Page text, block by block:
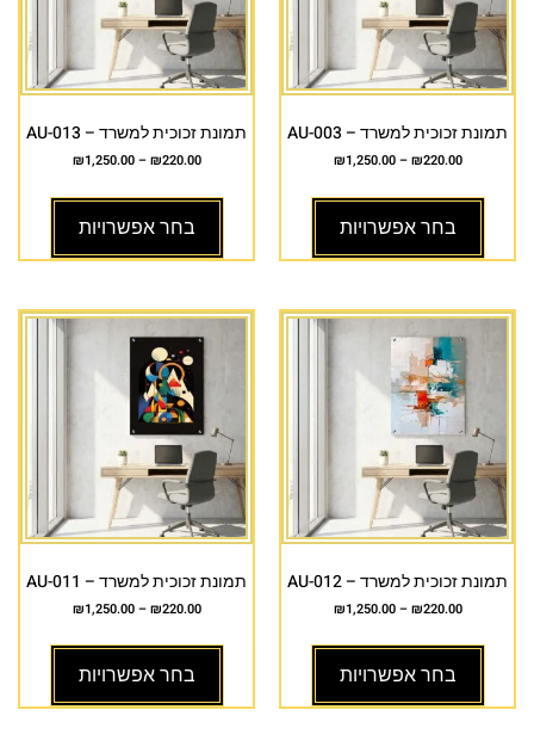
תמונת זכוכית למשרד – AU-003
₪220.00
–
₪1,250.00
בחר אפשרויות
תמונת זכוכית למשרד – AU-013
₪220.00
–
₪1,250.00
בחר אפשרויות
תמונת זכוכית למשרד – AU-012
₪220.00
–
₪1,250.00
בחר אפשרויות
תמונת זכוכית למשרד – AU-011
₪220.00
–
₪1,250.00
בחר אפשרויות